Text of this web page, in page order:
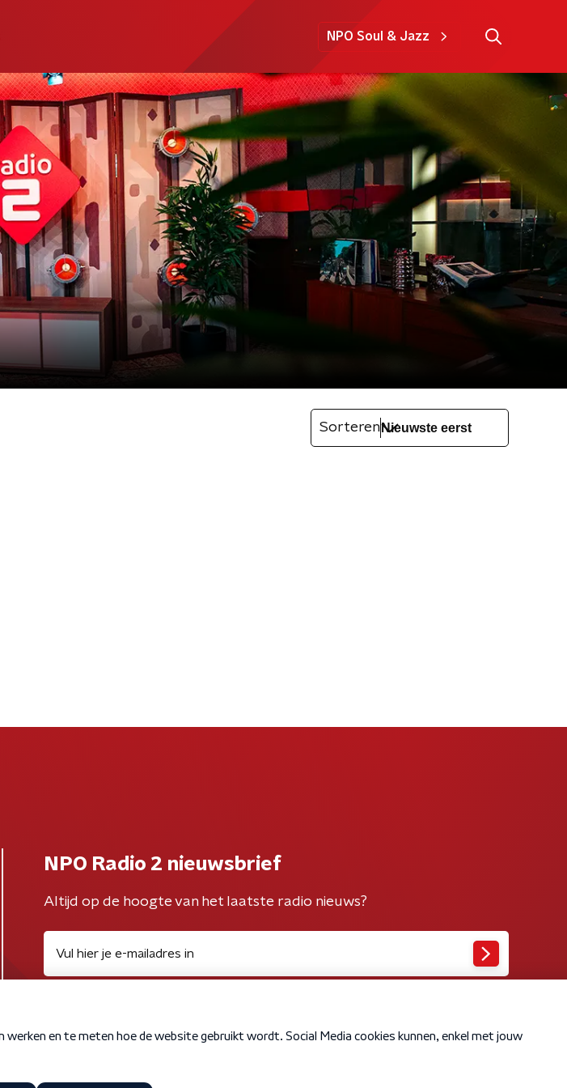
NPO Soul & Jazz
Sorteren
NPO Radio 2 nieuwsbrief
Altijd op de hoogte van het laatste radio nieuws?